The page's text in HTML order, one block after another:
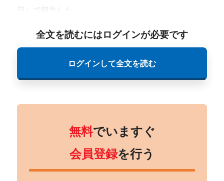
日）で報告した。
全文を読むにはログインが必要です
ログインして全文を読む
無料でいますぐ
会員登録を行う